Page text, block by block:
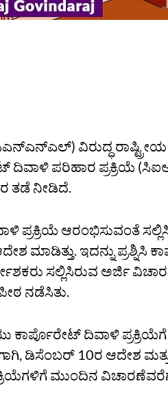
ವಿರುದ್ಧ
ದಿವಾಳಿ ಪರಿಹಾರ ಪ್ರಕ್ರಿಯೆ
ತಡೆ ನೀಡಿದೆ.
ಪ್ರಕ್ರಿಯೆ ಆರಂಭಿಸುವಂತೆ
ಇದನ್ನು ಪ್ರಶ್ನಿಸಿ
ಸಲ್ಲಿಸಿರುವ ಅರ್ಜಿ
ನಡೆಸಿತು.
ದಿವಾಳಿ ಪ್ರಕ್ರಿಯೆಗೆ
ಡಿಸೆಂಬರ್‌ 10ರ ಆದೇಶ
ಮುಂದಿನ